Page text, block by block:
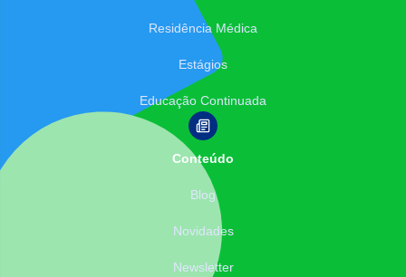
Residência Médica
Estágios
Educação Continuada
Conteúdo
Blog
Novidades
Newsletter